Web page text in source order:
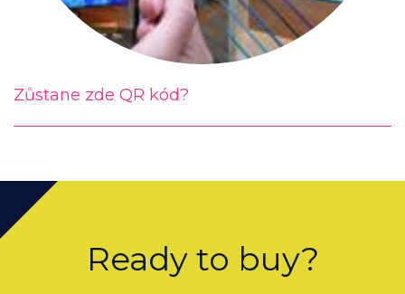
Zůstane zde QR kód?
Ready to buy?